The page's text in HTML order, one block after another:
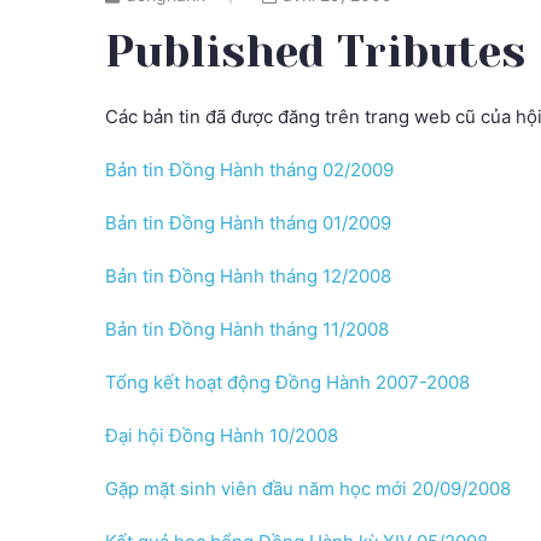
Published Tributes
Các bản tin đã được đăng trên trang web cũ của
Bản tin Đồng Hành tháng 02/2009
Bản tin Đồng Hành tháng 01/2009
Bản tin Đồng Hành tháng 12/2008
Bản tin Đồng Hành tháng 11/2008
Tổng kết hoạt động Đồng Hành 2007-2008
Đại hội Đồng Hành 10/2008
Gặp mặt sinh viên đầu năm học mới 20/09/2008